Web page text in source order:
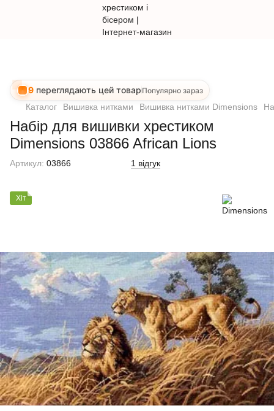
9 переглядають цей товар Популярно зараз
Каталог Вишивка нитками Вишивка нитками Dimensions
Набір для вишивки хрестиком
Dimensions 03866 African Lions
Артикул: 03866 1 відгук
Хіт